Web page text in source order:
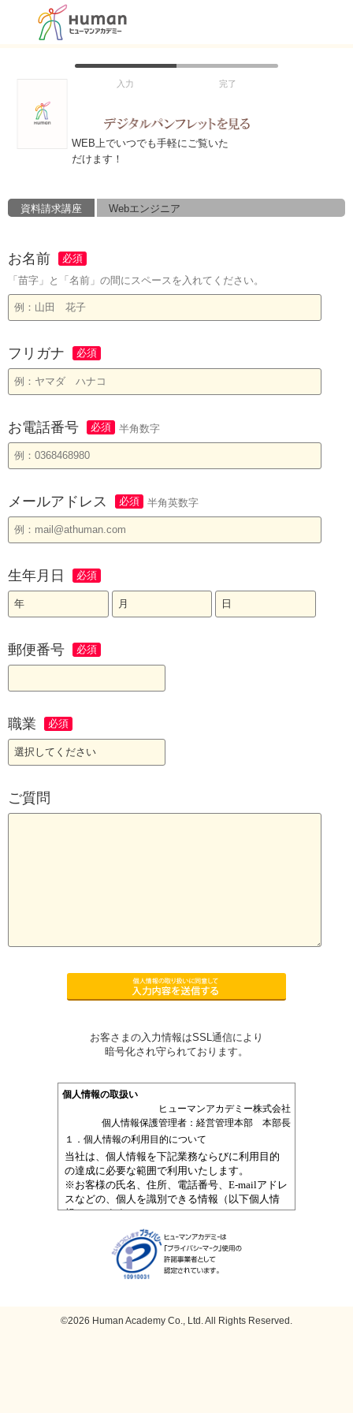
入力 完了
WEB上でいつでも手軽にご覧いた
だけます！
資料請求講座 Webエンジニア
お名前
「苗字」と「名前」の間にスペースを入れてください。
フリガナ
お電話番号 半角数字
メールアドレス 半角英数字
生年月日
郵便番号
職業
ご質問
お客さまの入力情報はSSL通信により
暗号化され守られております。
©2026 Human Academy Co., Ltd. All Rights Reserved.